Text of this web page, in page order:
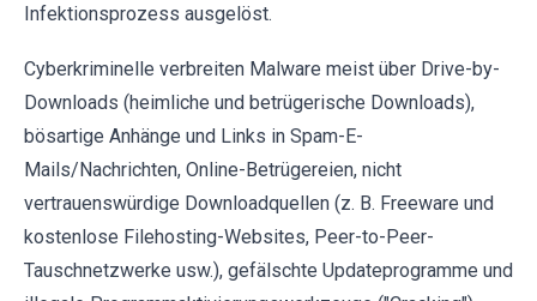
Infektionsprozess ausgelöst.
Cyberkriminelle verbreiten Malware meist über Drive-by-
Downloads (heimliche und betrügerische Downloads),
bösartige Anhänge und Links in Spam-E-
Mails/Nachrichten, Online-Betrügereien, nicht
vertrauenswürdige Downloadquellen (z. B. Freeware und
kostenlose Filehosting-Websites, Peer-to-Peer-
Tauschnetzwerke usw.), gefälschte Updateprogramme und